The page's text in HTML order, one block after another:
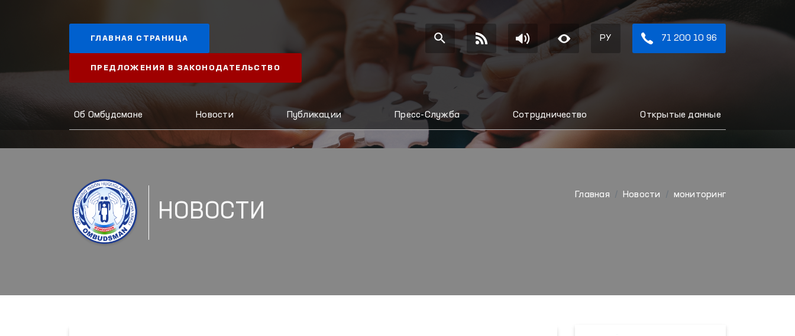
ГЛАВНАЯ СТРАНИЦА
ПРЕДЛОЖЕНИЯ В ЗАКОНОДАТЕЛЬСТВО
РУ 71 200 10 96
Об Омбудсмане Новости Публикации Пресс-Служба Сотрудничество Открытые данные
НОВОСТИ
Главная Новости мониторинг